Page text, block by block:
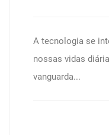
A tecnologia se
nossas vidas
vanguarda...